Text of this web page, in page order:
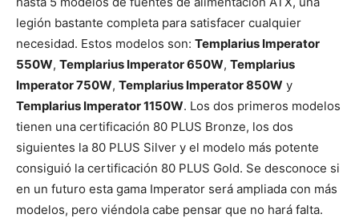
legión bastante completa para satisfacer cualquier
necesidad. Estos modelos son: Templarius Imperator
550W, Templarius Imperator 650W, Templarius
Imperator 750W, Templarius Imperator 850W y
Templarius Imperator 1150W. Los dos primeros modelos
tienen una certificación 80 PLUS Bronze, los dos
siguientes la 80 PLUS Silver y el modelo más potente
consiguió la certificación 80 PLUS Gold. Se desconoce si
en un futuro esta gama Imperator será ampliada con más
modelos, pero viéndola cabe pensar que no hará falta.